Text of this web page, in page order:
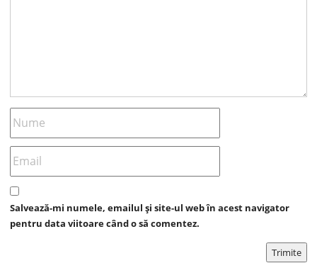
Salvează-mi numele, emailul și site-ul web în acest navigator
pentru data viitoare când o să comentez.